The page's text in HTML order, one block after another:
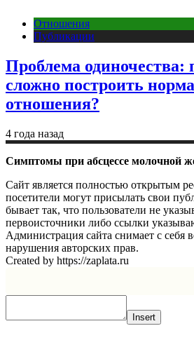
Отношения
Публикации
Проблема одиночества:
сложно построить
отношения?
4 года назад
Симптомы при абсцессе молочной
Сайт является полностью открытым
посетители могут присылать свои
бывает так, что пользователи не
первоисточники либо ссылки
Администрация сайта снимает с себя
нарушения авторских прав.
Created by https://zaplata.ru
Insert